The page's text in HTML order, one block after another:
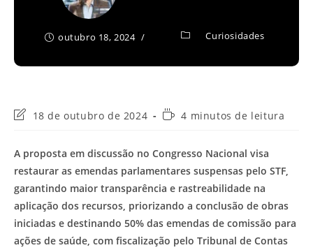
outubro 18, 2024 Curiosidades
Última
post:
18 de outubro de 2024
Tempo4 minutos de leitura
A proposta em discussão no Congresso Nacional visa
restaurar as emendas parlamentares suspensas pelo STF,
garantindo maior transparência e rastreabilidade na
aplicação dos recursos, priorizando a conclusão de obras
iniciadas e destinando 50% das emendas de comissão para
ações de saúde, com fiscalização pelo Tribunal de Contas